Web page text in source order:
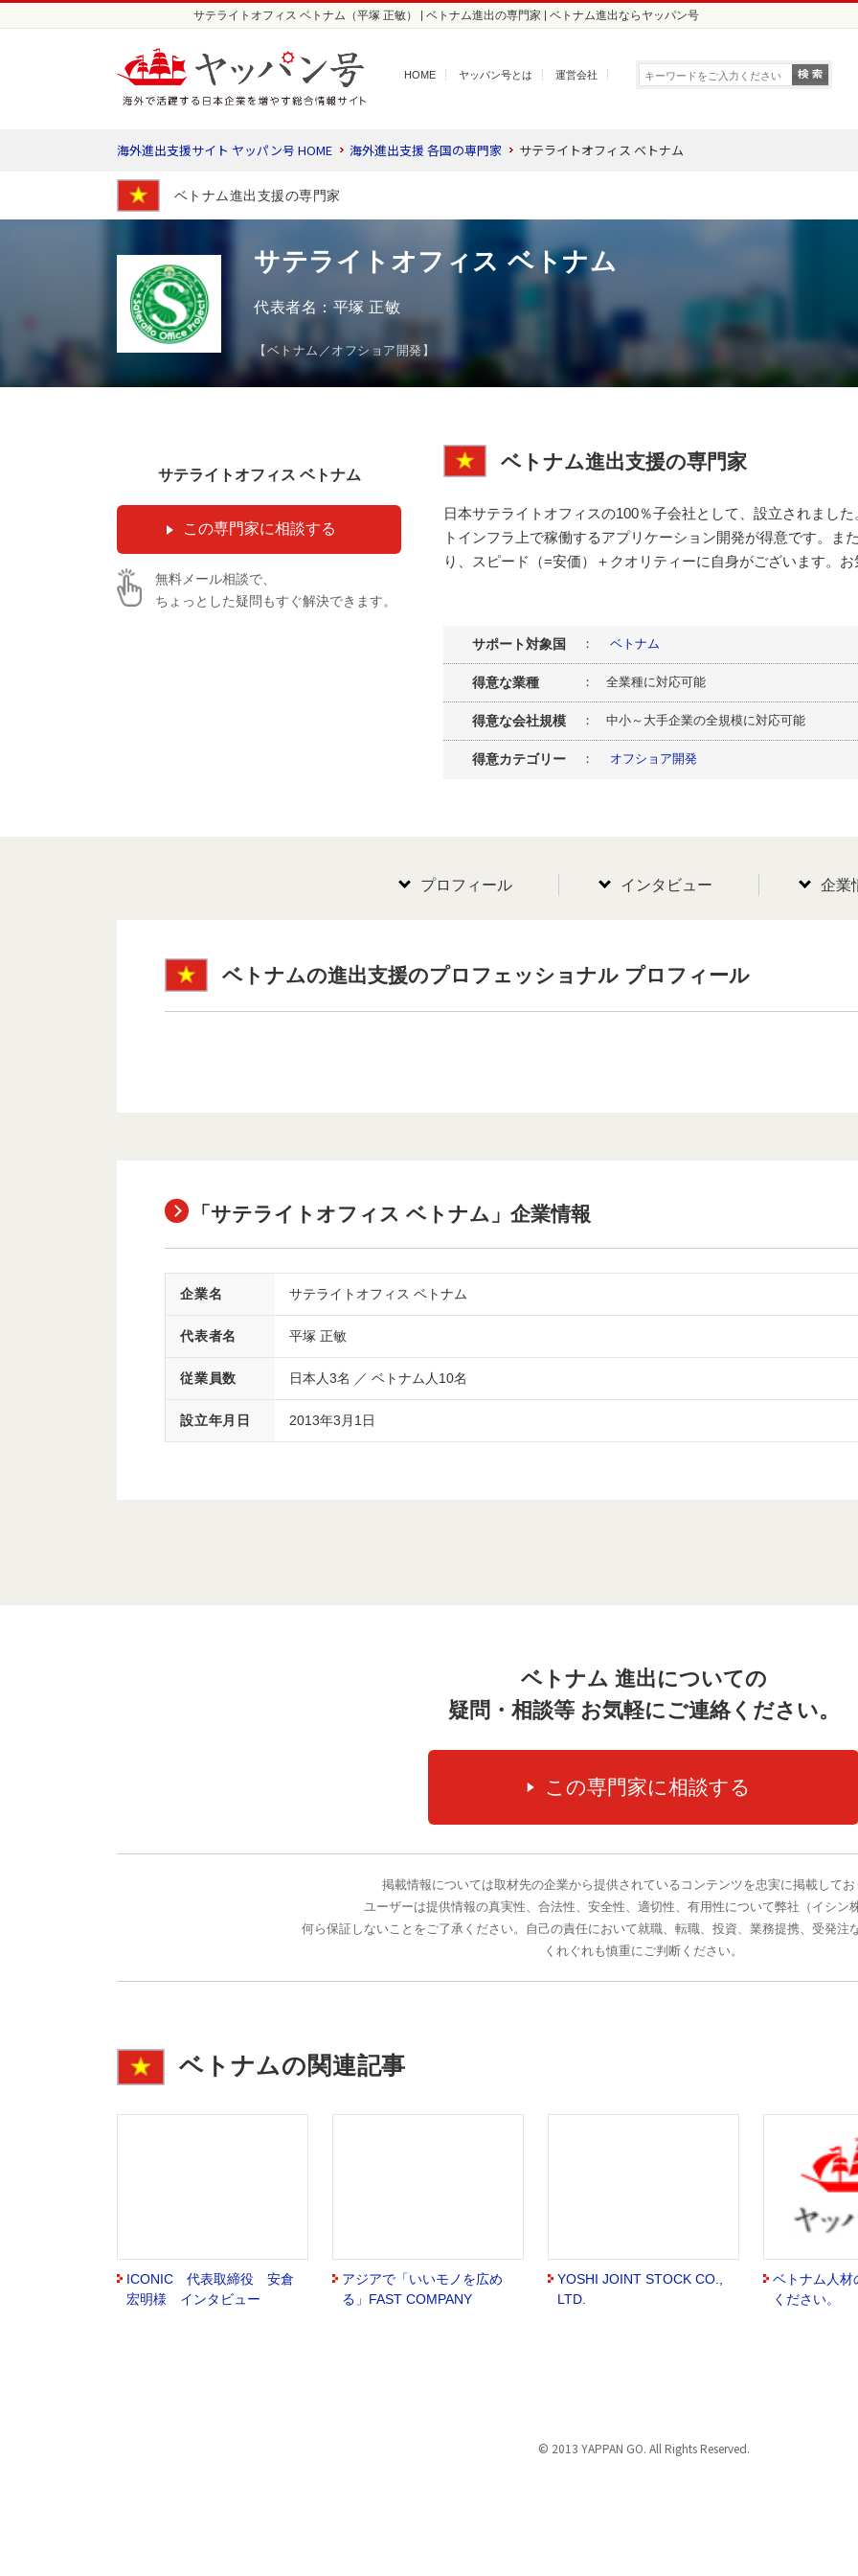
サテライトオフィス ベトナム（平塚 正敏） | ベトナム進出の専門家 | ベトナム進出ならヤッパン号
HOME ヤッパン号とは 運営会社
海外進出支援サイト ヤッパン号 HOME 海外進出支援 各国の専門家 サテライトオフィス ベトナム
ベトナム進出支援の専門家
サテライトオフィス ベトナム
代表者名：平塚 正敏
【ベトナム／オフショア開発】
サテライトオフィス ベトナム
無料メール相談で、
ちょっとした疑問もすぐ解決できます。
ベトナム進出支援の専門家
日本サテライトオフィスの100％子会社として、設立されまし
トインフラ上で稼働するアプリケーション開発が得意です。ま
り、スピード（=安価）＋クオリティーに自身がございます。
サポート対象国 ：ベトナム
得意な業種 ： 全業種に対応可能
得意な会社規模 ： 中小～大手企業の全規模に対応可能
得意カテゴリー ： オフショア開発
プロフィール インタビュー 企業
ベトナムの進出支援のプロフェッショナル プロフィール
「サテライトオフィス ベトナム」企業情報
企業名 サテライトオフィス ベトナム
代表者名 平塚 正敏
従業員数 日本人3名 ／ ベトナム人10名
設立年月日 2013年3月1日
ベトナム 進出についての
疑問・相談等 お気軽にご連絡ください。
掲載情報については取材先の企業から提供されているコンテンツを忠実に掲載して
ユーザーは提供情報の真実性、合法性、安全性、適切性、有用性について弊社（イシン
何ら保証しないことをご了承ください。自己の責任において就職、転職、投資、業務提携、受発注
くれぐれも慎重にご判断ください。
ベトナムの関連記事
ICONIC 代表取締役 安倉
宏明様 インタビュー
アジアで「いいモノを広め
る」FAST COMPANY
YOSHI JOINT STOCK CO.,
LTD.
ベトナム人材
ください。
© 2013 YAPPAN GO. All Rights Reserved.